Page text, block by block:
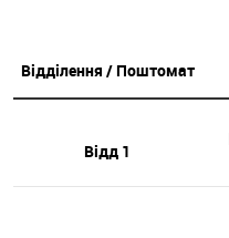
Відділення / Поштомат
Відд 1